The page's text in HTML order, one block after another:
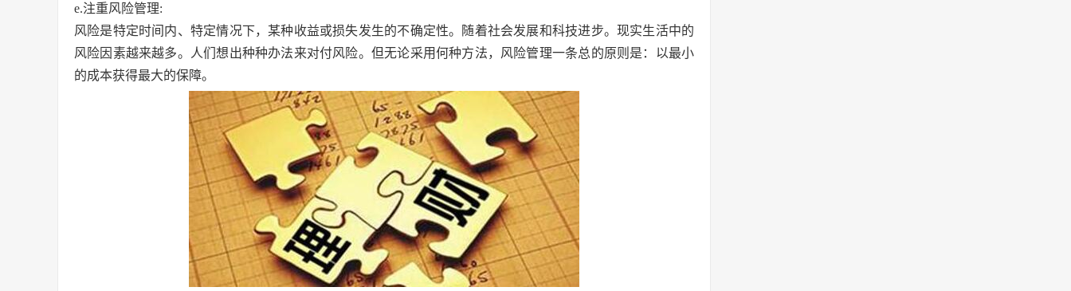
e.注重风险管理:
风险是特定时间内、特定情况下，某种收益或损失发生的不确定性。随着社会发展和科技进步。现实生活中的
风险因素越来越多。人们想出种种办法来对付风险。但无论采用何种方法，风险管理一条总的原则是：以最小
的成本获得最大的保障。